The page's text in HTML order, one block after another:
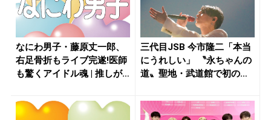
なにわ男子・藤原丈一郎、
右足骨折もライブ完遂!医師
も驚くアイドル魂 | 推しが
三代目JSB 今市隆二「本当
にうれしい」 〝永ちゃんの
道〟聖地・武道館で初のソ